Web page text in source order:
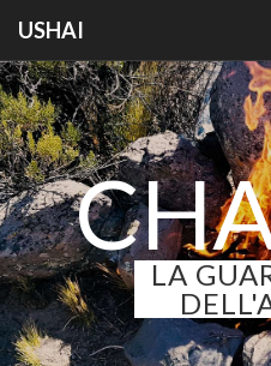
USHAI
LA